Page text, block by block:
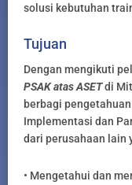
solusi kebutuhan
Tujuan
Dengan mengikuti
PSAK atas ASETdi
berbagi
Implementasi dan
dari perusahaan lain
• Mengetahui dan